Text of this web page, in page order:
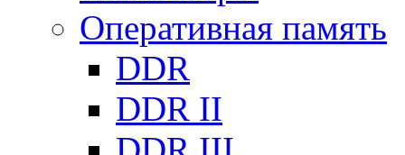
Оперативная память
DDR
DDR II